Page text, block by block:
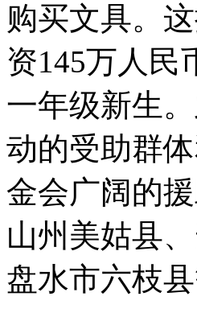
购买文具。
资145万人民
一年级新生
动的受助群
金会广阔的
山州美姑县
盘水市六枝